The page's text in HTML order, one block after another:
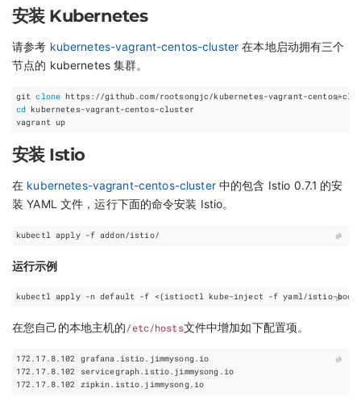
安装 Kubernetes
请参考 kubernetes-vagrant-centos-cluster 在本地启动拥有三个
节点的 kubernetes 集群。
git clone
cd
安装 Istio
在 kubernetes-vagrant-centos-cluster中的包含 Istio 0.7.1 的安
装 YAML 文件，运行下面的命令安装 Istio。
运行示例
kubectl apply -n default -f <(istioctl kube-inject -f yaml/istio-
在您自己的本地主机的/etc/hosts文件中增加如下配置项。
172.17.8.102 grafana.istio.jimmysong.io
172.17.8.102 servicegraph.istio.jimmysong.io
172.17.8.102 zipkin.istio.jimmysong.io